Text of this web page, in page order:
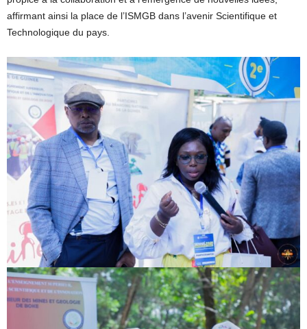
affirmant ainsi la place de l’ISMGB dans l’avenir Scientifique et
Technologique du pays.